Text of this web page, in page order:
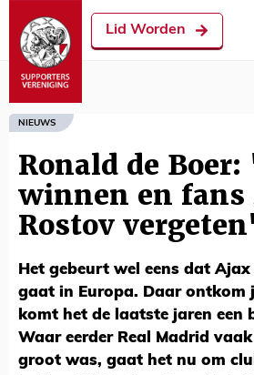
Lid Worden
NIEUWS
Ronald de
winnen en
Rostov vergeten'
Het gebeurt wel eens dat
gaat in Europa. Daar ontkom
komt het de laatste jaren een
Waar eerder Real Madrid
groot was, gaat het nu om